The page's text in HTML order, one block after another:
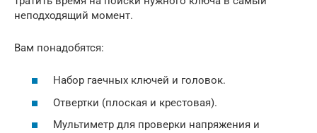
неподходящий момент.
Вам понадобятся:
Набор гаечных ключей и головок.
Отвертки (плоская и крестовая).
Мультиметр для проверки напряжения и